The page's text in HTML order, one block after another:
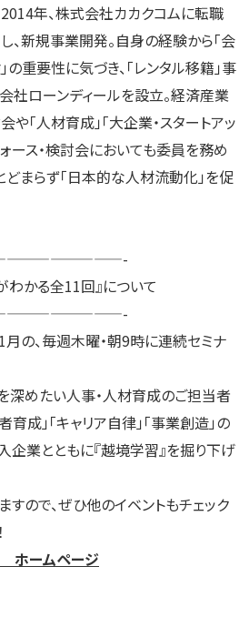
2014年、株式会社カカクコムに転職
し、新規事業開発。自身の経験から「会
重要性に気づき、「レンタル移籍」事
社ローンディールを設立。経済産業
「人材育成」「大企業・スタートアッ
ース・検討会においても委員を務め
まらず「日本的な人材流動化」を促
かる全11回』について
の、毎週木曜・朝9時に連続セミナ
深めたい人事・人材育成のご担当者
成」「キャリア自律」「事業創造」の
企業とともに『越境学習』を掘り下げ
ので、ぜひ他のイベントもチェック
ホームページ